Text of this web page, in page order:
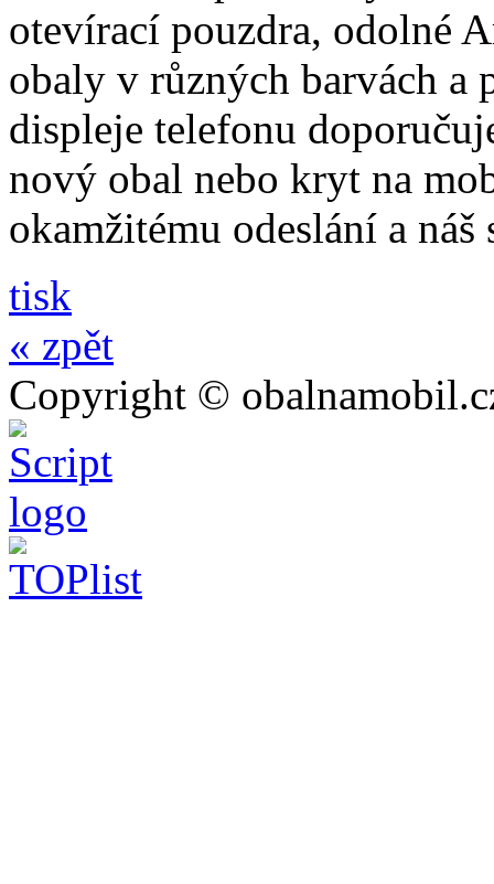
otevírací pouzdra, odolné
obaly v různých barvách a
displeje telefonu
nový obal nebo kryt na
okamžitému odeslání a
tisk
« zpět
Copyright ©